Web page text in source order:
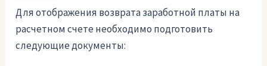
Для отображения возврата заработной платы на
расчетном счете необходимо подготовить
следующие документы: